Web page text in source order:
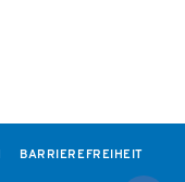
BARRIEREFREIHEIT